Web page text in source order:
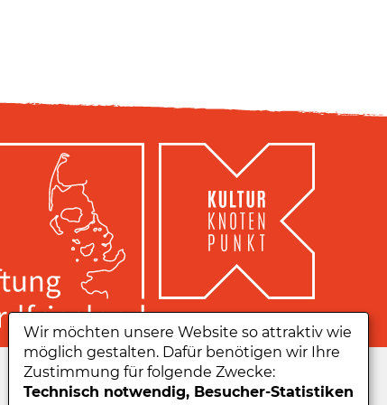
Zu unserer App:
Wir möchten unsere Website so attraktiv wie
möglich gestalten. Dafür benötigen wir Ihre
Zustimmung für folgende Zwecke:
Technisch notwendig, Besucher-Statistiken